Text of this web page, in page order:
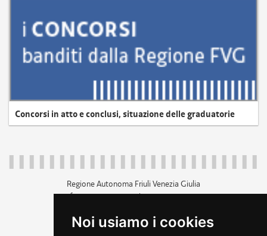
Noi usiamo i cookies
Concorsi in atto e conclusi, situazione delle graduatorie
Regione Autonoma Friuli Venezia Giulia
c.f. 80014930327; p.iva 00526040324
+39 040 3771111